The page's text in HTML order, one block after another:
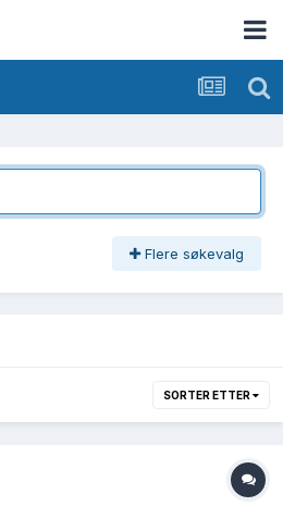
Flere søkevalg
SORTER ETTER